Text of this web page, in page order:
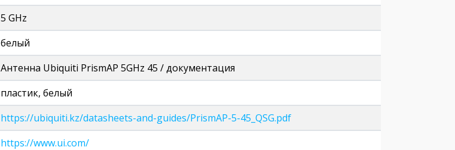
5 GHz
белый
Антенна Ubiquiti PrismAP 5GHz 45 / документация
пластик, белый
https://ubiquiti.kz/datasheets-and-guides/PrismAP-5-45_QSG.pdf
https://www.ui.com/